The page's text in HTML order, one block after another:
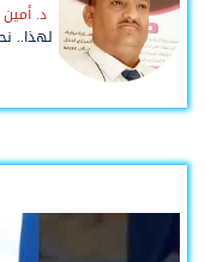
د. أمين
لهذا..